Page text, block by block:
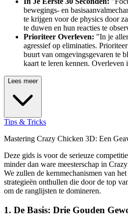
bewegings- en
te krijgen voor de physics door
te duwen en hun reacties te
Prioriteer Overleven: "In je
agressief op eliminaties.
buurt van omgevingsgevaren te
kaart te leren kennen. Overleven
Lees meer
Tips & Tricks
Mastering Crazy Chicken 3D: Een
Deze gids is voor de serieuze
minder dan ware meesterschap in
We zullen de kernmechanismen van
strategieën onthullen die door de top
om de ranglijsten te domineren.
1. De Basis: Drie Gouden